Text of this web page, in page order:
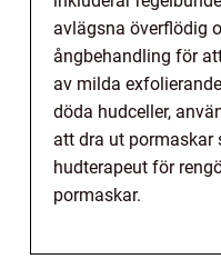
avlägsna överflödig
ångbehandling för
av milda
döda hudceller,
att dra ut pormaskar
hudterapeut för
pormaskar.